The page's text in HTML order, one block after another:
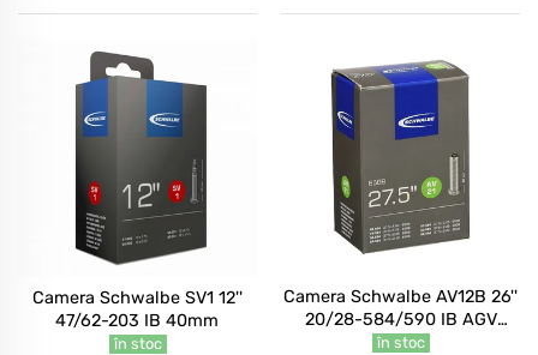
Camera Schwalbe SV1 12''
47/62-203 IB 40mm
în stoc
Camera Schwalbe AV12B 26''
20/28-584/590 IB AGV
40mm
în stoc